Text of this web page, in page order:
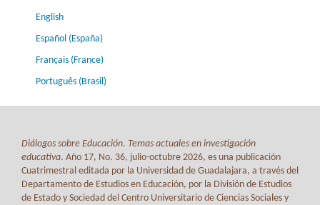
English
Español (España)
Français (France)
Português (Brasil)
Diálogos sobre Educación. Temas actuales en investigación
educativa. Año 17, No. 36, julio-octubre 2026, es una publicación
Cuatrimestral editada por la Universidad de Guadalajara, a través del
Departamento de Estudios en Educación, por la División de Estudios
de Estado y Sociedad del Centro Universitario de Ciencias Sociales y